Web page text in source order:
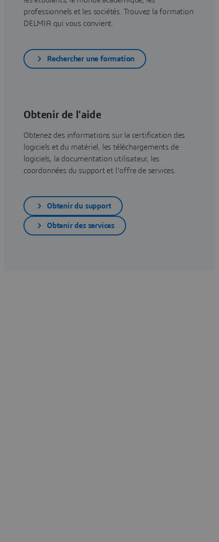
professionnels et les sociétés. Trouvez la formation
DELMIA qui vous convient.
Rechercher une formation
Obtenir de l'aide
Obtenez des informations sur la certification des
logiciels et du matériel, les téléchargements de
logiciels, la documentation utilisateur, les
coordonnées du support et l'offre de services.
Obtenir du support
Obtenir des services